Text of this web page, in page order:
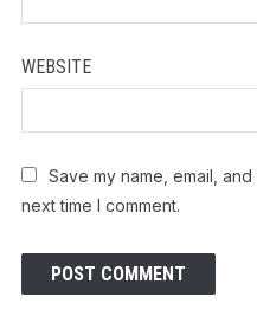
WEBSITE
Save my name, email,
next time I comment.